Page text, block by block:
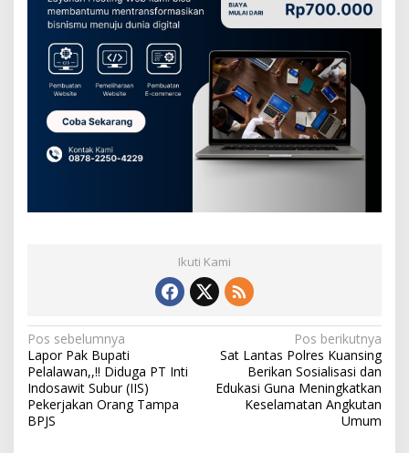
Ikuti Kami
N
a
v
i
Pos sebelumnya
Lapor Pak Bupati
Pelalawan,,!! Diduga PT Inti
Indosawit Subur (IIS)
Pekerjakan Orang Tampa
BPJS
Pos berikutnya
Sat Lantas Polres Kuansing
Berikan Sosialisasi dan
Edukasi Guna Meningkatkan
Keselamatan Angkutan
Umum